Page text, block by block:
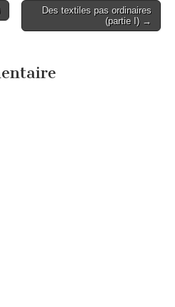
Des textiles pas ordinaires
(partie I) →